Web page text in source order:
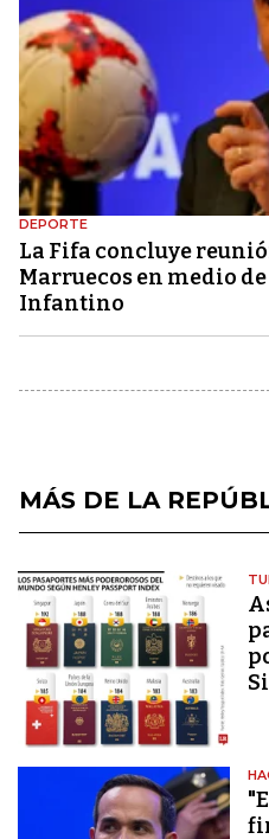
DEPORTE
La Fifa concluye
Marruecos en medio
Infantino
MÁS DE LA